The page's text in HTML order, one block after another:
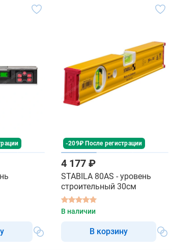
-209₽ После регистрации
4 177 ₽
STABILA 80АS - уровень
строительный 30см
В наличии
В корзину